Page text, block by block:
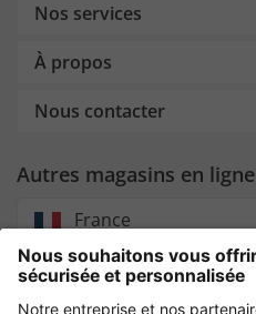
Nos services
À propos
Nous contacter
Autres magasins en ligne
France
Payment and Delivery